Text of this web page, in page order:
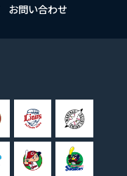
お問い合わせ